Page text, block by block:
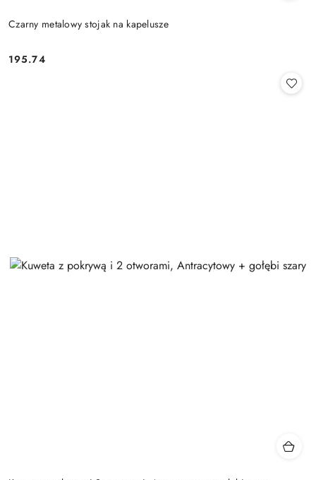
Czarny metalowy stojak na kapelusze
Cena:
195.74